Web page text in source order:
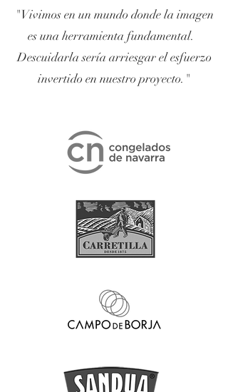
"Vivimos en un mundo donde la imagen
es una herramienta fundamental.
Descuidarla sería arriesgar el esfuerzo
invertido en nuestro proyecto."